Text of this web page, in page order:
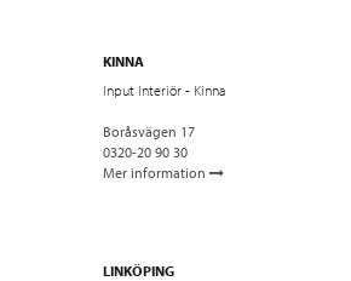
KINNA
Input Interiör - Kinna
Boråsvägen 17
0320-20 90 30
Mer information
LINKÖPING